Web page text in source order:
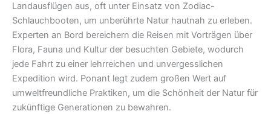
Landausflügen aus, oft unter Einsatz von Zodiac-
Schlauchbooten, um unberührte Natur hautnah zu erleben.
Experten an Bord bereichern die Reisen mit Vorträgen über
Flora, Fauna und Kultur der besuchten Gebiete, wodurch
jede Fahrt zu einer lehrreichen und unvergesslichen
Expedition wird. Ponant legt zudem großen Wert auf
umweltfreundliche Praktiken, um die Schönheit der Natur für
zukünftige Generationen zu bewahren.